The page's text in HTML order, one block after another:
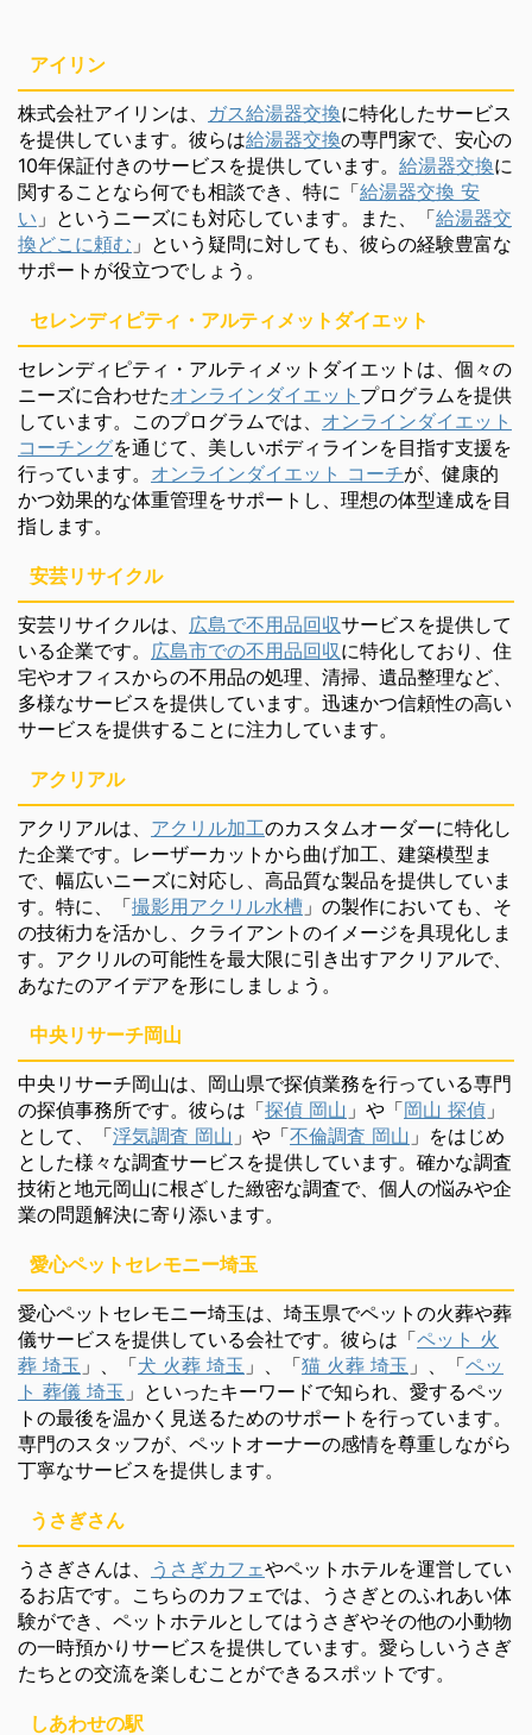
アイリン
株式会社アイリンは、 ガス給湯器交換に特化したサービス
を提供しています。彼らは給湯器交換の専門家で、安心の
10年保証付きのサービスを提供しています。 給湯器交換に
関することなら何でも相談でき、特に「給湯器交換 安
い 」というニーズにも対応しています。また、「給湯器交
換どこに頼む 」という疑問に対しても、彼らの経験豊富な
サポートが役立つでしょう。
セレンディピティ・アルティメットダイエット
セレンディピティ・アルティメットダイエットは、個々の
ニーズに合わせたオンラインダイエット プログラムを提供
しています。このプログラムでは、 オンラインダイエット
コーチングを通じて、美しいボディラインを目指す支援を
行っています。 オンラインダイエット コーチが、健康的
かつ効果的な体重管理をサポートし、理想の体型達成を目
指します。
安芸リサイクル
安芸リサイクルは、 広島で不用品回収サービスを提供して
いる企業です。 広島市での不用品回収に特化しており、住
宅やオフィスからの不用品の処理、清掃、遺品整理など、
多様なサービスを提供しています。迅速かつ信頼性の高い
サービスを提供することに注力しています。
アクリアル
アクリアルは、 アクリル加工のカスタムオーダーに特化し
た企業です。レーザーカットから曲げ加工、建築模型ま
で、幅広いニーズに対応し、高品質な製品を提供していま
す。特に、「撮影用アクリル水槽 」の製作においても、そ
の技術力を活かし、クライアントのイメージを具現化しま
す。アクリルの可能性を最大限に引き出すアクリアルで、
あなたのアイデアを形にしましょう。
中央リサーチ岡山
中央リサーチ岡山は、岡山県で探偵業務を行っている専門
の探偵事務所です。彼らは「探偵 岡山 」や「岡山 探偵 」
として、「浮気調査 岡山 」や「不倫調査 岡山 」をはじめ
とした様々な調査サービスを提供しています。確かな調査
技術と地元岡山に根ざした緻密な調査で、個人の悩みや企
業の問題解決に寄り添います。
愛心ペットセレモニー埼玉
愛心ペットセレモニー埼玉は、埼玉県でペットの火葬や葬
儀サービスを提供している会社です。彼らは「ペット 火
葬 埼玉 」、「犬 火葬 埼玉 」、「猫 火葬 埼玉 」、「ペッ
ト 葬儀 埼玉 」といったキーワードで知られ、愛するペッ
トの最後を温かく見送るためのサポートを行っています。
専門のスタッフが、ペットオーナーの感情を尊重しながら
丁寧なサービスを提供します。
うさぎさん
うさぎさんは、 うさぎカフェやペットホテルを運営してい
るお店です。こちらのカフェでは、うさぎとのふれあい体
験ができ、ペットホテルとしてはうさぎやその他の小動物
の一時預かりサービスを提供しています。愛らしいうさぎ
たちとの交流を楽しむことができるスポットです。
しあわせの駅